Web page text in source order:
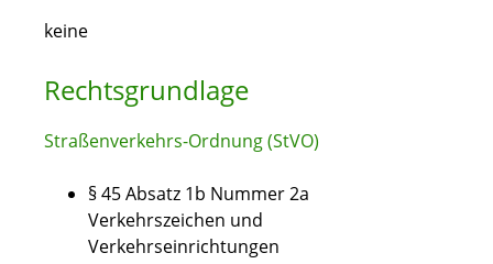
keine
Rechtsgrundlage
Straßenverkehrs-Ordnung (StVO)
§ 45 Absatz 1b Nummer 2a
Verkehrszeichen und
Verkehrseinrichtungen